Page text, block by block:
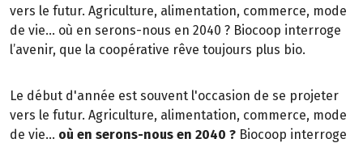
vers le futur. Agriculture, alimentation, commerce, mode
de vie… où en serons-nous en 2040 ? Biocoop interroge
l’avenir, que la coopérative rêve toujours plus bio.
Le début d'année est souvent l'occasion de se projeter
vers le futur. Agriculture, alimentation, commerce, mode
de vie… où en serons-nous en 2040 ? Biocoop interroge